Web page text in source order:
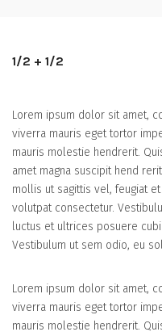
1/2 + 1/2
Lorem ipsum dolor sit amet,
viverra mauris eget tortor
mauris molestie hendrerit.
amet magna suscipit hend
mollis ut sagittis vel, feugiat
volutpat consectetur.
luctus et ultrices posuere
Vestibulum ut sem odio, eu
Lorem ipsum dolor sit amet,
viverra mauris eget tortor
mauris molestie hendrerit.